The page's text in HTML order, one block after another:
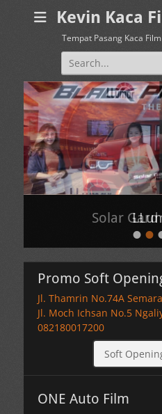
Kevin Kaca
Tempat Pasang Kaca
Search
for:
••
Solar
on
By
Kevin
on
By
Kevin
Promo Soft
Jl. Thamrin No.74A
Jl. Moch Ichsan No.5
082180017200
Soft
ONE Auto Film